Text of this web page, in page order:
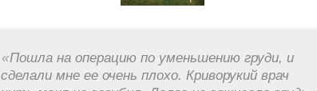
«Пошла на операцию по уменьшению груди, и
сделали мне ее очень плохо. Криворукий врач